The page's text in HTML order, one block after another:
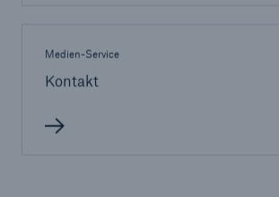
Medien-Service
Kontakt
Cyber
Internetkriminalität